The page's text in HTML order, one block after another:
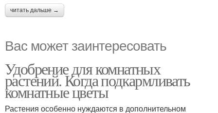
читать дальше →
Вас может заинтересовать
Удобрение для комнатных
растений. Когда подкармливать
комнатные цветы
Растения особенно нуждаются в дополнительном